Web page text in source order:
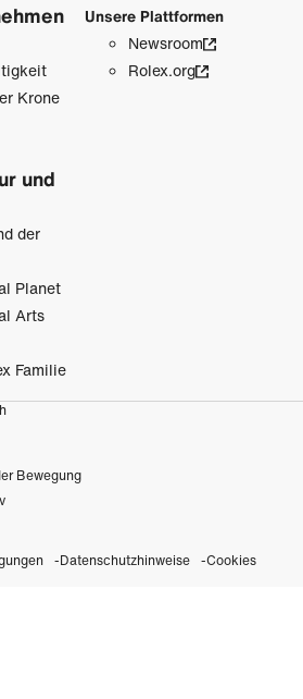
Krone
und
der
Planet
Arts
Familie
Unsere Plattformen
Newsroom
Rolex.org
Bewegung
Datenschutzhinweise Cookies